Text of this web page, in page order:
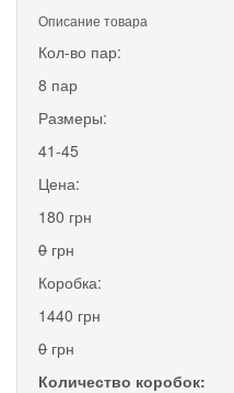
Описание товара
Кол-во пар:
8 пар
Размеры:
41-45
Цена:
180 грн
0 грн
Коробка:
1440 грн
0 грн
Количество коробок: